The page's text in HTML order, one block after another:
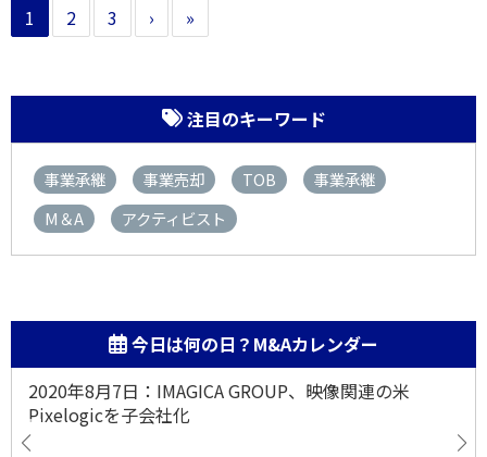
1 2 3 › »
注目のキーワード
事業承継 事業売却 TOB
事業承継
M＆A
アクティビスト
今日は何の日？M&Aカレンダー
2020年8月7日：IMAGICA GROUP、映像関連の米
Pixelogicを子会社化